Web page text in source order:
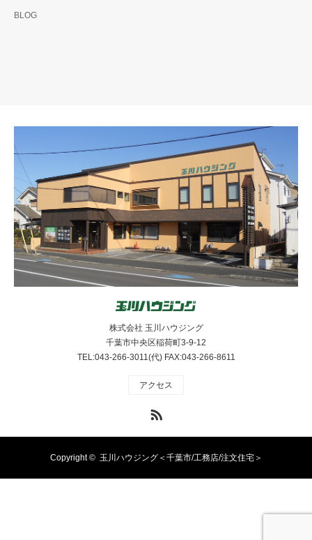
BLOG
株式会社 玉川ハウジング
千葉市中央区稲荷町3-9-12
TEL:043-266-3011(代) FAX:043-266-8611
アクセス
Copyright © 玉川ハウジング＜千葉市/工務店/注文住宅＞